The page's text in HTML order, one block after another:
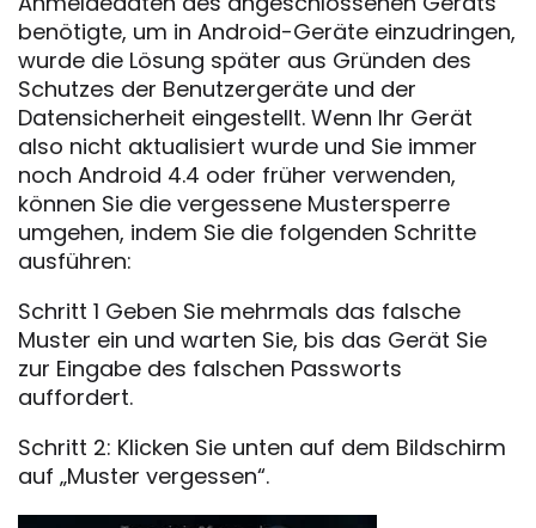
benötigte, um in Android-Geräte einzudringen,
wurde die Lösung später aus Gründen des
Schutzes der Benutzergeräte und der
Datensicherheit eingestellt. Wenn Ihr Gerät
also nicht aktualisiert wurde und Sie immer
noch Android 4.4 oder früher verwenden,
können Sie die vergessene Mustersperre
umgehen, indem Sie die folgenden Schritte
ausführen:
Schritt 1 Geben Sie mehrmals das falsche
Muster ein und warten Sie, bis das Gerät Sie
zur Eingabe des falschen Passworts
auffordert.
Schritt 2: Klicken Sie unten auf dem Bildschirm
auf „Muster vergessen“.